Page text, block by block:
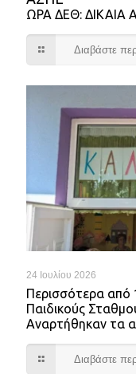
ΩΡΑ ΔΕΘ:
Διαβάστε
24 Ιουλίου 2026
Περισσότερα από
Παιδικούς
Αναρτήθηκαν τα
Διαβάστε